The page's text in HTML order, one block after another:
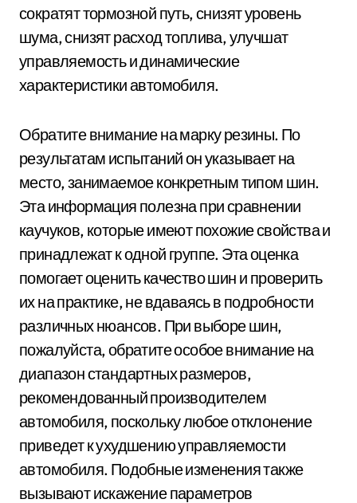
сократят тормозной путь, снизят уровень
шума, снизят расход топлива, улучшат
управляемость и динамические
характеристики автомобиля.
Обратите внимание на марку резины. По
результатам испытаний он указывает на
место, занимаемое конкретным типом шин.
Эта информация полезна при сравнении
каучуков, которые имеют похожие свойства и
принадлежат к одной группе. Эта оценка
помогает оценить качество шин и проверить
их на практике, не вдаваясь в подробности
различных нюансов. При выборе шин,
пожалуйста, обратите особое внимание на
диапазон стандартных размеров,
рекомендованный производителем
автомобиля, поскольку любое отклонение
приведет к ухудшению управляемости
автомобиля. Подобные изменения также
вызывают искажение параметров